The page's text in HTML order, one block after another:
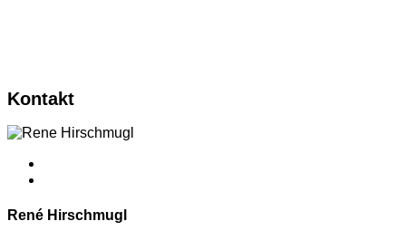
Kontakt
René Hirschmugl